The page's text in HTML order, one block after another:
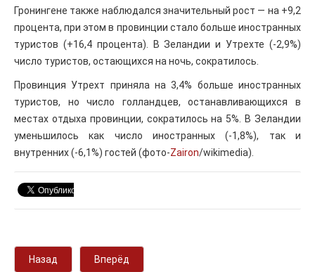
Гронингене также наблюдался значительный рост — на +9,2
процента, при этом в провинции стало больше иностранных
туристов (+16,4 процента). В Зеландии и Утрехте (-2,9%)
число туристов, остающихся на ночь, сократилось.
Провинция Утрехт приняла на 3,4% больше иностранных
туристов, но число голландцев, останавливающихся в
местах отдыха провинции, сократилось на 5%. В Зеландии
уменьшилось как число иностранных (-1,8%), так и
внутренних (-6,1%) гостей (фото-Zairon/wikimedia).
Назад Вперёд